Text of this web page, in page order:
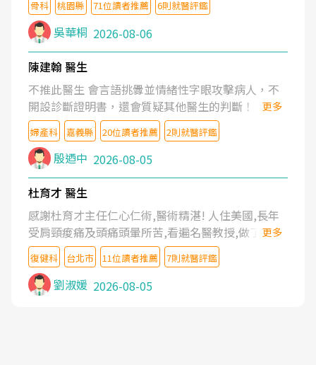
骨科 桃園縣 71位讀者推薦 6則就醫評鑑
吳華桐 2026-08-06
陳建翰 醫生
不推此醫生 會言語挑釁並情緒性字眼攻擊病人，不
開設診斷證明書，還會質疑其他醫生的判斷！
更多
婦產科 嘉義縣 20位讀者推薦 2則就醫評鑑
殷迺中 2026-08-05
杜育才 醫生
感謝杜育才主任仁心仁術,醫術精湛! 人住美國,長年
受肩頸痠痛及頭痛頭暈所苦,看遍名醫教授,做了各種
檢查,也嘗試過西醫打針,中醫針灸及物理徒手治療都
沒有用,後來連吃到嗎啡類止痛藥都效果有限,只是壓
症狀,沒多久就痛起來,多年失眠嚴重影響生活品質.
台灣親友介紹忠孝醫院杜育才主任是頸頭症候群專
更多
復健科 台北市 11位讀者推薦 7則就醫評鑑
劉淑媛 2026-08-05